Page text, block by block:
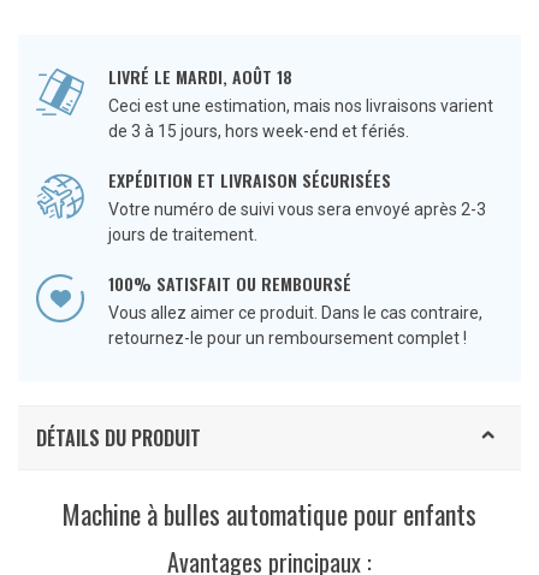
LIVRÉ LE MARDI, AOÛT 18
Ceci est une estimation, mais nos livraisons varient
de 3 à 15 jours, hors week-end et fériés.
EXPÉDITION ET LIVRAISON SÉCURISÉES
Votre numéro de suivi vous sera envoyé après 2-3
jours de traitement.
100% SATISFAIT OU REMBOURSÉ
Vous allez aimer ce produit. Dans le cas contraire,
retournez-le pour un remboursement complet !
DÉTAILS DU PRODUIT
Machine à bulles automatique pour enfants
Avantages principaux :